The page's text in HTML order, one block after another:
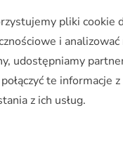
czasu ich
jak i wieloletnią
nie mogą
dział zgodnie z
pliki cookie
i
udostępniamy
te informacje
z ich usług.